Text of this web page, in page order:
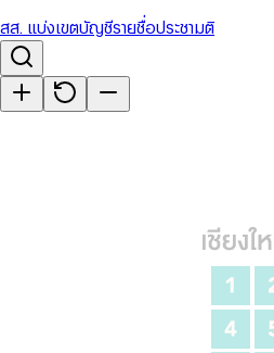
สส. แบ่งเขตบัญชีรายชื่อประชามติ